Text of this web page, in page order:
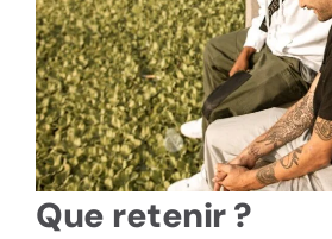
Que retenir ?